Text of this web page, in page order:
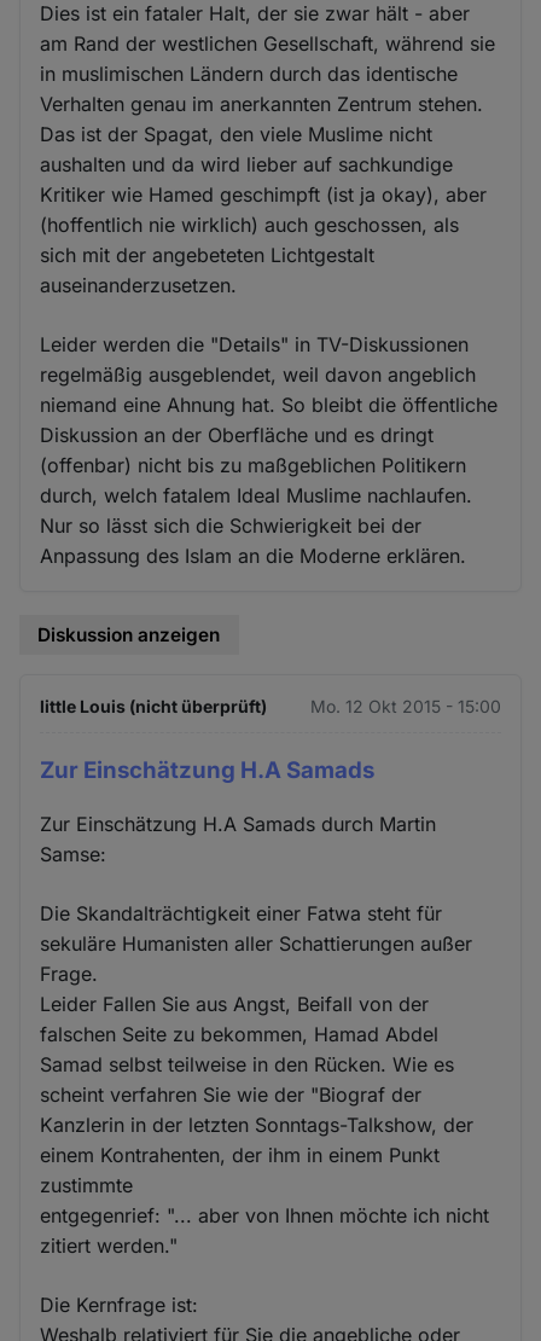
Dies ist ein fataler Halt, der sie zwar hält - aber
am Rand der westlichen Gesellschaft, während sie
in muslimischen Ländern durch das identische
Verhalten genau im anerkannten Zentrum stehen.
Das ist der Spagat, den viele Muslime nicht
aushalten und da wird lieber auf sachkundige
Kritiker wie Hamed geschimpft (ist ja okay), aber
(hoffentlich nie wirklich) auch geschossen, als
sich mit der angebeteten Lichtgestalt
auseinanderzusetzen.
Leider werden die "Details" in TV-Diskussionen
regelmäßig ausgeblendet, weil davon angeblich
niemand eine Ahnung hat. So bleibt die öffentliche
Diskussion an der Oberfläche und es dringt
(offenbar) nicht bis zu maßgeblichen Politikern
durch, welch fatalem Ideal Muslime nachlaufen.
Nur so lässt sich die Schwierigkeit bei der
Anpassung des Islam an die Moderne erklären.
Diskussion anzeigen
little Louis (nicht überprüft) Mo. 12 Okt 2015 - 15:00
Zur Einschätzung H.A Samads
Zur Einschätzung H.A Samads durch Martin
Samse:
Die Skandalträchtigkeit einer Fatwa steht für
sekuläre Humanisten aller Schattierungen außer
Frage.
Leider Fallen Sie aus Angst, Beifall von der
falschen Seite zu bekommen, Hamad Abdel
Samad selbst teilweise in den Rücken. Wie es
scheint verfahren Sie wie der "Biograf der
Kanzlerin in der letzten Sonntags-Talkshow, der
einem Kontrahenten, der ihm in einem Punkt
zustimmte
entgegenrief: "... aber von Ihnen möchte ich nicht
zitiert werden."
Die Kernfrage ist:
Weshalb relativiert für Sie die angebliche oder